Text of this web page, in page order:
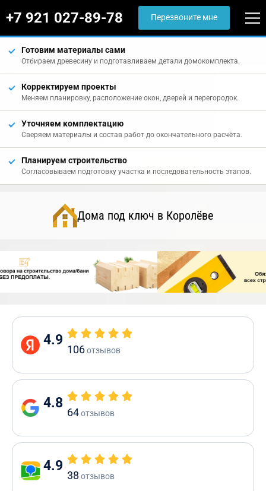
+7 921 027-89-78 Перезвоните мне
Готовим материалы сами
Отбираем древесину и подготавливаем детали домокомплекта.
Корректируем проекты
Меняем планировку, расположение окон, дверей и перегородок.
Уточняем комплектацию
Сверяем материалы и состав работ до окончательного расчёта.
Планируем строительство
Согласовываем подготовку участка и последовательность этапов.
Дома под ключ в Королёве
4.9
106отзывов
4.8
64отзывов
4.9
38 отзывов